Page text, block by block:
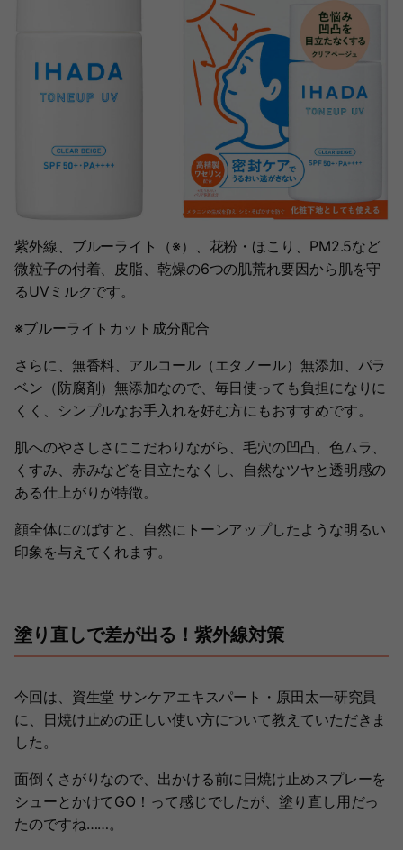
紫外線、ブルーライト（※）、花粉・ほこり、PM2.5など
微粒子の付着、皮脂、乾燥の6つの肌荒れ要因から肌を守
るUVミルクです。
※ブルーライトカット成分配合
さらに、無香料、アルコール（エタノール）無添加、パラ
ベン（防腐剤）無添加なので、毎日使っても負担になりに
くく、シンプルなお手入れを好む方にもおすすめです。
肌へのやさしさにこだわりながら、毛穴の凹凸、色ムラ、
くすみ、赤みなどを目立たなくし、自然なツヤと透明感の
ある仕上がりが特徴。
顔全体にのばすと、自然にトーンアップしたような明るい
印象を与えてくれます。
塗り直しで差が出る！紫外線対策
今回は、資生堂 サンケアエキスパート・原田太一研究員
に、日焼け止めの正しい使い方について教えていただきま
した。
面倒くさがりなので、出かける前に日焼け止めスプレーを
シューとかけてGO！って感じでしたが、塗り直し用だっ
たのですね……。